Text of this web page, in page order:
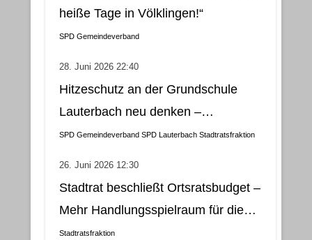
heiße Tage in Völklingen!“
SPD Gemeindeverband
28. Juni 2026 22:40
Hitzeschutz an der Grundschule
Lauterbach neu denken –
Klimatisierung als wirtschaftliche
SPD Gemeindeverband SPD Lauterbach Stadtratsfraktion
26. Juni 2026 12:30
Stadtrat beschließt Ortsratsbudget –
Mehr Handlungsspielraum für die
Gemeindebezirke
Stadtratsfraktion